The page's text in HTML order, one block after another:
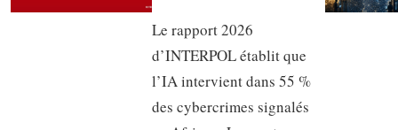
Le rapport 2026
d’INTERPOL établit que
l’IA intervient dans 55 %
des cybercrimes signalés